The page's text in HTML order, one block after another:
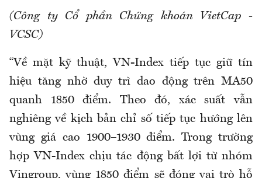
(Công ty Cổ phần Chứng khoán VietCap -
VCSC)
“Về mặt kỹ thuật, VN-Index tiếp tục giữ tín
hiệu tăng nhờ duy trì dao động trên MA50
quanh 1850 điểm. Theo đó, xác suất vẫn
nghiêng về kịch bản chỉ số tiếp tục hướng lên
vùng giá cao 1900–1930 điểm. Trong trường
hợp VN-Index chịu tác động bất lợi từ nhóm
Vingroup, vùng 1850 điểm sẽ đóng vai trò hỗ